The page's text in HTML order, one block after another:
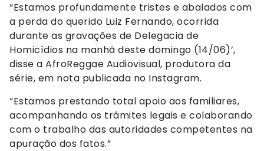
“Estamos profundamente tristes e abalados com
a perda do querido Luiz Fernando, ocorrida
durante as gravações de Delegacia de
Homicídios na manhã deste domingo (14/06)’,
disse a AfroReggae Audiovisual, produtora da
série, em nota publicada no Instagram.
“Estamos prestando total apoio aos familiares,
acompanhando os trâmites legais e colaborando
com o trabalho das autoridades competentes na
apuração dos fatos.”